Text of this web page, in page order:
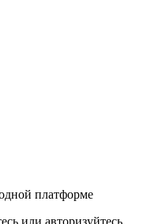
платформе
или авторизуйтесь